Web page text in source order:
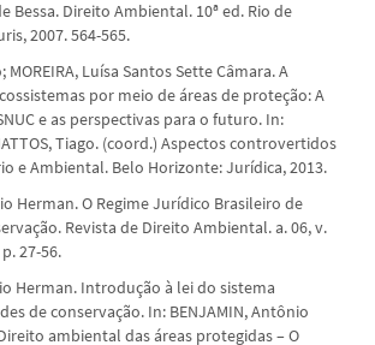
Bessa. Direito Ambiental. 10ª ed. Rio de
2007. 564-565.
MOREIRA, Luísa Santos Sette Câmara. A
por meio de áreas de proteção: A
e as perspectivas para o futuro. In:
Tiago. (coord.) Aspectos controvertidos
e Ambiental. Belo Horizonte: Jurídica, 2013.
Herman. O Regime Jurídico Brasileiro de
Revista de Direito Ambiental. a. 06, v.
27-56.
Herman. Introdução à lei do sistema
de conservação. In: BENJAMIN, Antônio
ambiental das áreas protegidas – O